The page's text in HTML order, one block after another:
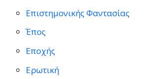
Επιστημονικής Φαντασίας
Έπος
Εποχής
Ερωτική